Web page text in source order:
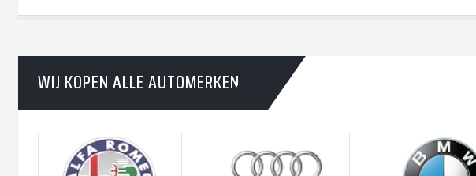
WIJ KOPEN ALLE AUTOMERKEN